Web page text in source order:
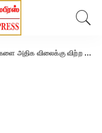
கடை உரிமையாளருக்கு ரூ.10 ஆயிரம் அபராதம்-கோவை நுகா்வோா் நீதிமன்றம் அதிரடி தீர்ப்பு..!!